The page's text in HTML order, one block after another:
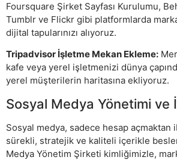
Foursquare Şirket Sayfası Kurulumu,
Tumblr ve Flickr gibi platformlarda
dijital tapularınızı alıyoruz.
Tripadvisor İşletme Mekan Ekleme:
kafe veya yerel işletmenizi dünya
yerel müşterilerin haritasına ekliyoruz.
Sosyal Medya Yönetimi ve
Sosyal medya, sadece hesap açmaktan
sürekli, stratejik ve kaliteli içerikle
Medya Yönetim Şirketi kimliğimizle,